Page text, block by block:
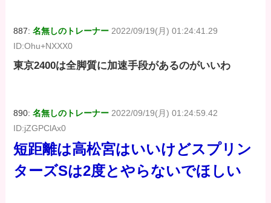
887:名無しのトレーナー 2022/09/19(月) 01:24:41.29
ID:Ohu+NXXX0
東京2400は全脚質に加速手段があるのがいいわ
890:名無しのトレーナー 2022/09/19(月) 01:24:59.42
ID:jZGPClAx0
短距離は高松宮はいいけどスプリン
ターズSは2度とやらないでほしい